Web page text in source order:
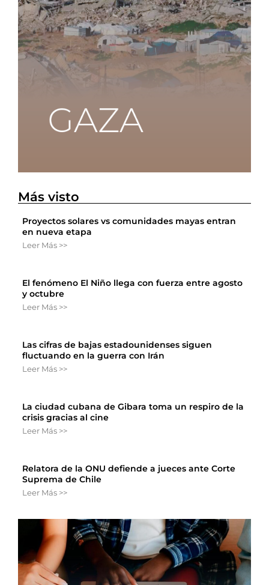
Más visto
Proyectos solares vs comunidades mayas entran
en nueva etapa
Leer Más >>
El fenómeno El Niño llega con fuerza entre agosto
y octubre
Leer Más >>
Las cifras de bajas estadounidenses siguen
fluctuando en la guerra con Irán
Leer Más >>
La ciudad cubana de Gibara toma un respiro de la
crisis gracias al cine
Leer Más >>
Relatora de la ONU defiende a jueces ante Corte
Suprema de Chile
Leer Más >>